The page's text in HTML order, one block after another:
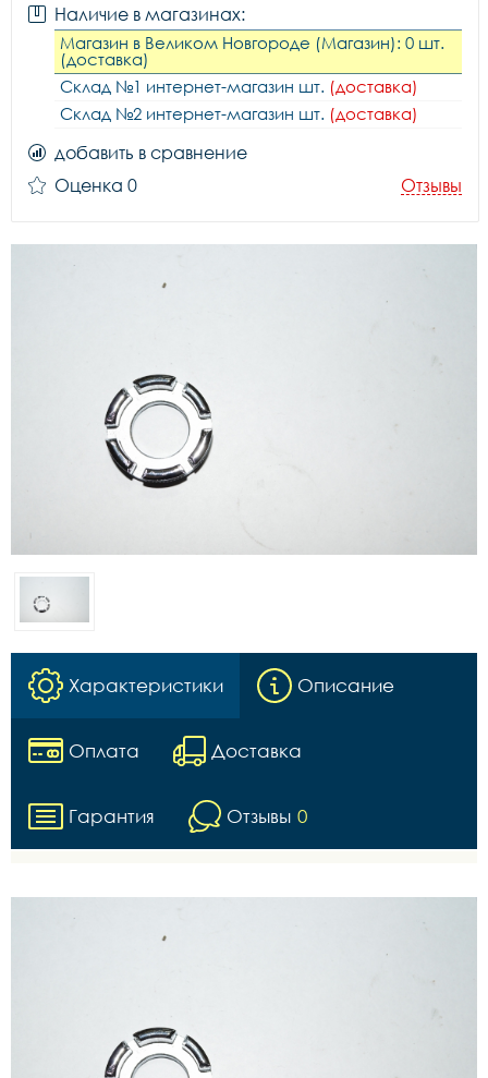
Наличие в магазинах:
Магазин в Великом Новгороде (Магазин): 0 шт.
(доставка)
Склад №1 интернет-магазин шт. (доставка)
Склад №2 интернет-магазин шт. (доставка)
добавить в сравнение
Оценка 0
Отзывы
Характеристики Описание
Оплата Доставка
Гарантия Отзывы 0